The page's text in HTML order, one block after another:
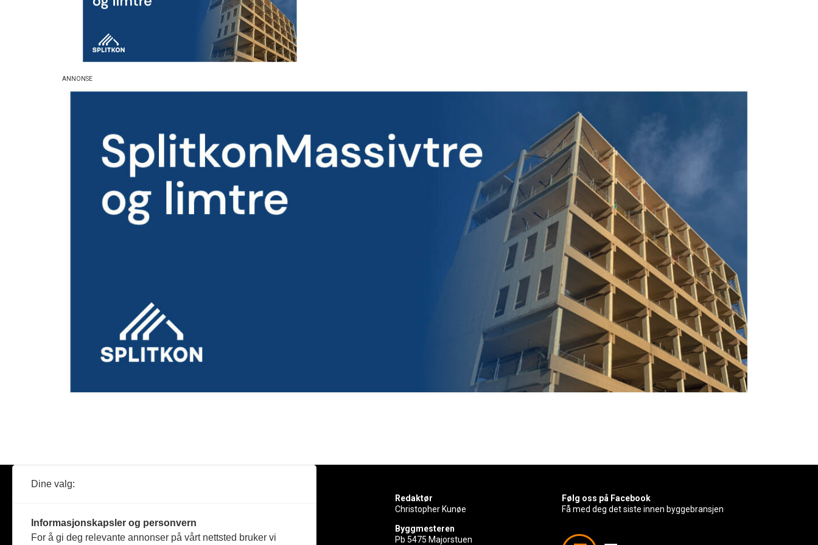
Reportasje
Redaktør
Christopher Kunøe
Byggmesteren
Pb 5475 Majorstuen
Følg oss på Facebook
Få med deg det siste innen byggebransjen
Dine valg:
Informasjonskapsler og personvern
For å gi deg relevante annonser på vårt nettsted bruker vi